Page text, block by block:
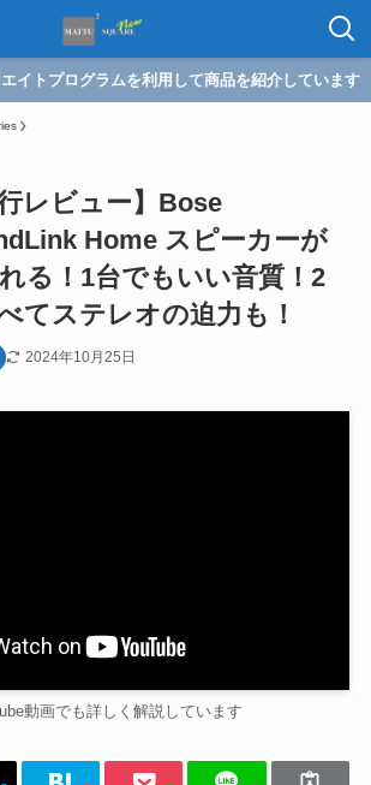
イトプログラムを利用して商品を紹介しています
行レビュー】Bose
Home スピーカーが
る！1台でもいい音質！2
てステレオの迫力も！
2024年10月25日
動画でも詳しく解説しています